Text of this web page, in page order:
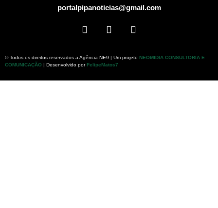
portalpipanoticias@gmail.com
© Todos os direitos reservados a Agência NE9 | Um projeto NEOMIDIA CONSULTORIA E
COMUNICAÇÃO
| Desenvolvido por FelipeMatos7